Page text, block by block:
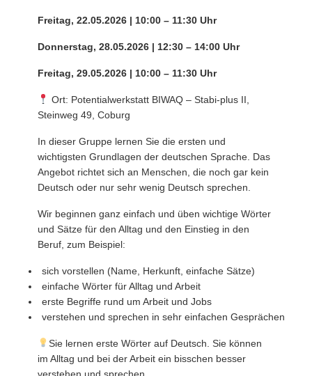
Freitag, 22.05.2026 | 10:00 – 11:30 Uhr
Donnerstag, 28.05.2026 | 12:30 – 14:00 Uhr
Freitag, 29.05.2026 | 10:00 – 11:30 Uhr
Ort: Potentialwerkstatt BIWAQ – Stabi-plus II,
Steinweg 49, Coburg
In dieser Gruppe lernen Sie die ersten und
wichtigsten Grundlagen der deutschen Sprache. Das
Angebot richtet sich an Menschen, die noch gar kein
Deutsch oder nur sehr wenig Deutsch sprechen.
Wir beginnen ganz einfach und üben wichtige Wörter
und Sätze für den Alltag und den Einstieg in den
Beruf, zum Beispiel:
sich vorstellen (Name, Herkunft, einfache Sätze)
einfache Wörter für Alltag und Arbeit
erste Begriffe rund um Arbeit und Jobs
verstehen und sprechen in sehr einfachen Gesprächen
Sie lernen erste Wörter auf Deutsch. Sie können
im Alltag und bei der Arbeit ein bisschen besser
verstehen und sprechen.